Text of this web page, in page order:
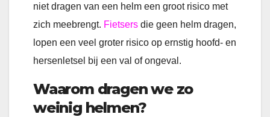
niet dragen van een helm een groot risico met
zich meebrengt. Fietsers die geen helm dragen,
lopen een veel groter risico op ernstig hoofd- en
hersenletsel bij een val of ongeval.
Waarom dragen we zo
weinig helmen?